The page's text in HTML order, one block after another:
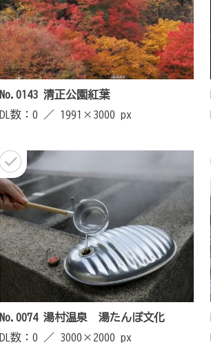
No.0143 清正公園紅葉
DL数：0 ／ 1991×3000 px
No.0074 湯村温泉 湯たんぽ文化
DL数：0 ／ 3000×2000 px